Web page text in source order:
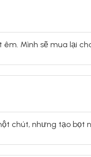
Mình sẽ mua lại
chút, nhưng tạo bọt